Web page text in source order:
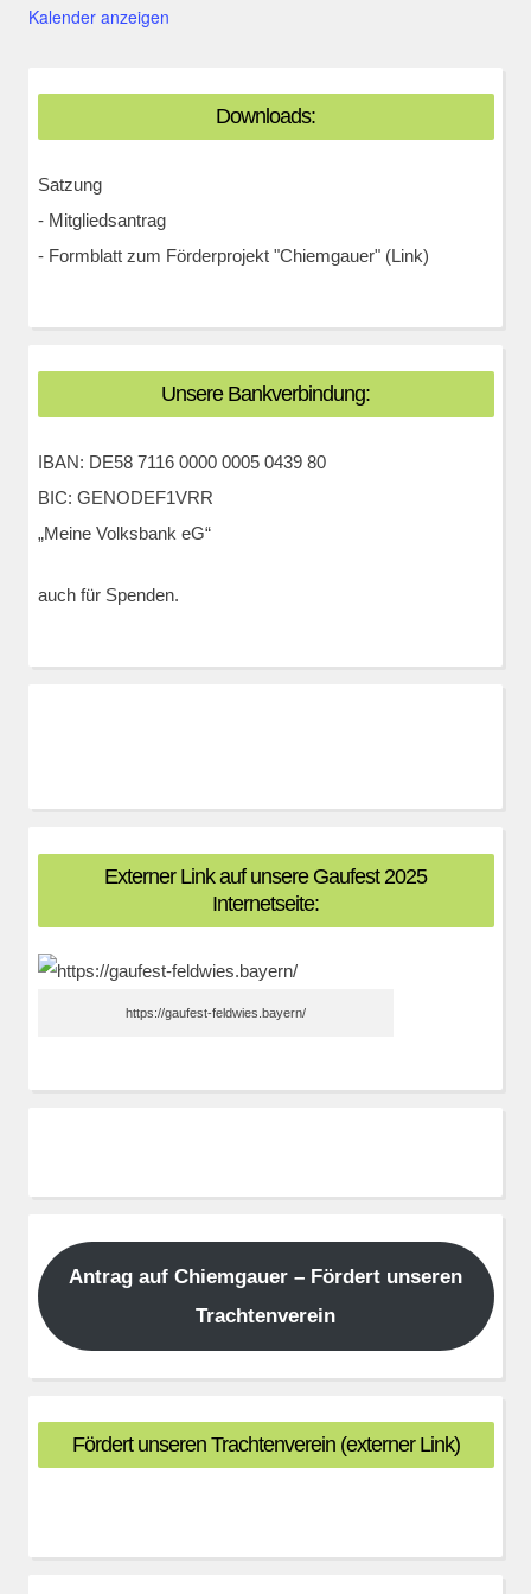
Kalender anzeigen
Downloads:
Satzung
- Mitgliedsantrag
- Formblatt zum Förderprojekt "Chiemgauer" (Link)
Unsere Bankverbindung:
IBAN: DE58 7116 0000 0005 0439 80
BIC: GENODEF1VRR
„Meine Volksbank eG“
auch für Spenden.
Externer Link auf unsere Gaufest 2025
Internetseite:
https://gaufest-feldwies.bayern/
Antrag auf Chiemgauer – Fördert unseren
Trachtenverein
Fördert unseren Trachtenverein (externer Link)